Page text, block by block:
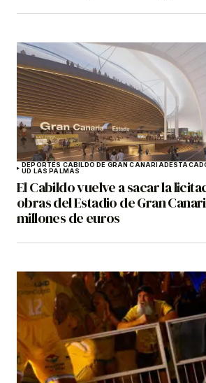
DEPORTES CABILDO DE GRAN CANARIA
UD LAS PALMAS
El Cabildo vuelve a sacar la
obras del Estadio de Gran
millones de euros